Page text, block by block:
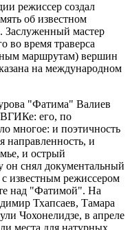
режиссер создал
об известном
Заслуженный мастер
во время траверса
маршрутам) вершин
на международном
"Фатима" Валиев
ВГИКе: его, по
многое: и поэтичность
направленность, и
и острый
снял документальный
известным режиссером
над "Фатимой". На
Тхапсаев, Тамара
Чохонелидзе, в апреле